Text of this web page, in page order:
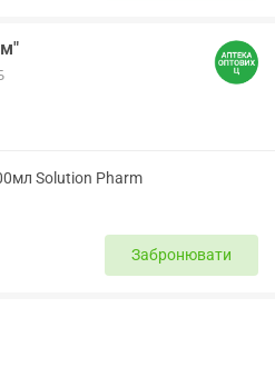
Solution Pharm
Забронювати